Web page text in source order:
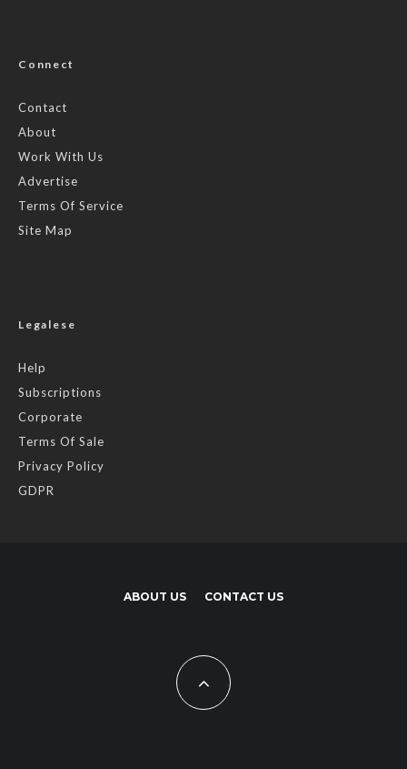
Connect
Contact
About
Work With Us
Advertise
Terms Of Service
Site Map
Legalese
Help
Subscriptions
Corporate
Terms Of Sale
Privacy Policy
GDPR
ABOUT US CONTACT US